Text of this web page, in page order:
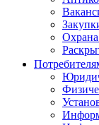
Охрана